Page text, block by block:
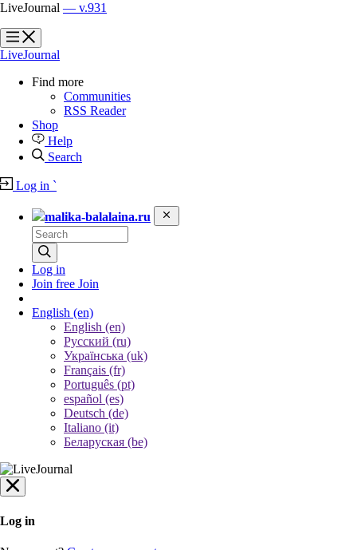
LiveJournal — v.931
?
?
LiveJournal
Find more
Communities
RSS Reader
Shop
Help
Search
Log in `
malika-balalaina.ru
Log in
Join free Join
English (en)
English (en)
Русский (ru)
Українська (uk)
Français (fr)
Português (pt)
español (es)
Deutsch (de)
Italiano (it)
Беларуская (be)
Log in